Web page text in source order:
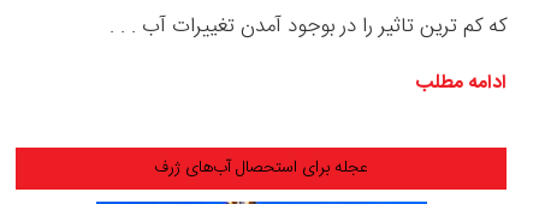
که کم ترین تاثیر را در بوجود آمدن تغییرات آب . . .
ادامه مطلب
عجله برای استحصال آب‌های ژرف